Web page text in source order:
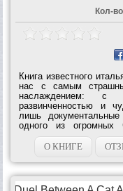
Кол-
Книга известного
нас с самым
наслаждением: с
развинченностью и
лишь документальные
одного из огромных
«большими
этом обществе, т. е....
О КНИГЕ